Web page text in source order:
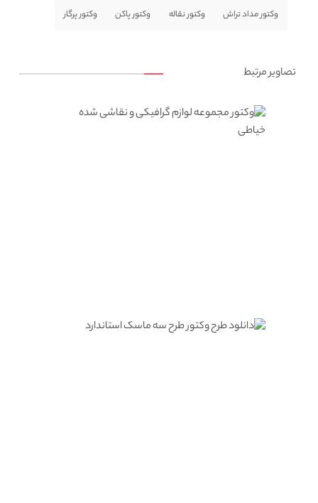
وکتور مداد تراش وکتور نقاله وکتور پاکن وکتور پرگار
تصاویر مرتبط